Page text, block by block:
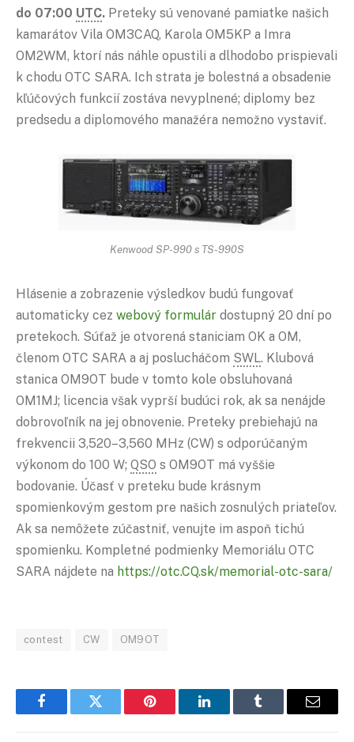
do 07:00 UTC. Preteky sú venované pamiatke našich
kamarátov Vila OM3CAQ, Karola OM5KP a Imra
OM2WM, ktorí nás náhle opustili a dlhodobo prispievali
k chodu OTC SARA. Ich strata je bolestná a obsadenie
kľúčových funkcií zostáva nevyplnené; diplomy bez
predsedu a diplomového manažéra nemožno vystaviť.
Kenwood SP-990 s TS-990S
Hlásenie a zobrazenie výsledkov budú fungovať
automaticky cez webový formulár dostupný 20 dní po
pretekoch. Súťaž je otvorená staniciam OK a OM,
členom OTC SARA a aj poslucháčom SWL. Klubová
stanica OM9OT bude v tomto kole obsluhovaná
OM1MJ; licencia však vyprší budúci rok, ak sa nenájde
dobrovoľník na jej obnovenie. Preteky prebiehajú na
frekvencii 3,520–3,560 MHz (CW) s odporúčaným
výkonom do 100 W; QSO s OM9OT má vyššie
bodovanie. Účasť v preteku bude krásnym
spomienkovým gestom pre našich zosnulých priateľov.
Ak sa nemôžete zúčastniť, venujte im aspoň tichú
spomienku. Kompletné podmienky Memoriálu OTC
SARA nájdete na https://otc.CQ.sk/memorial-otc-sara/
contest CW OM9OT
FacebookTwitter Pinterest LinkedInTumblr Email